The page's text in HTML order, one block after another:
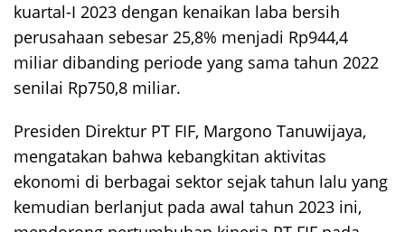
kuartal-I 2023 dengan kenaikan laba bersih
perusahaan sebesar 25,8% menjadi Rp944,4
miliar dibanding periode yang sama tahun 2022
senilai Rp750,8 miliar.
Presiden Direktur PT FIF, Margono Tanuwijaya,
mengatakan bahwa kebangkitan aktivitas
ekonomi di berbagai sektor sejak tahun lalu yang
kemudian berlanjut pada awal tahun 2023 ini,